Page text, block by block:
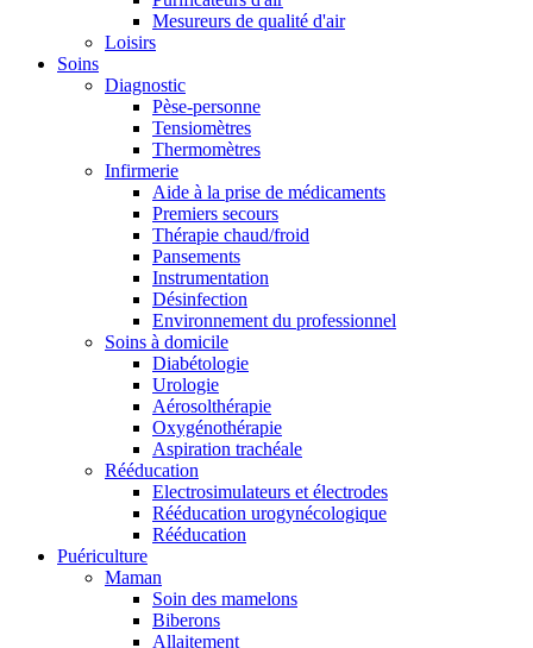
Mesureurs de qualité d'air
Loisirs
Soins
Diagnostic
Pèse-personne
Tensiomètres
Thermomètres
Infirmerie
Aide à la prise de médicaments
Premiers secours
Thérapie chaud/froid
Pansements
Instrumentation
Désinfection
Environnement du professionnel
Soins à domicile
Diabétologie
Urologie
Aérosolthérapie
Oxygénothérapie
Aspiration trachéale
Rééducation
Electrosimulateurs et électrodes
Rééducation urogynécologique
Rééducation
Puériculture
Maman
Soin des mamelons
Biberons
Allaitement